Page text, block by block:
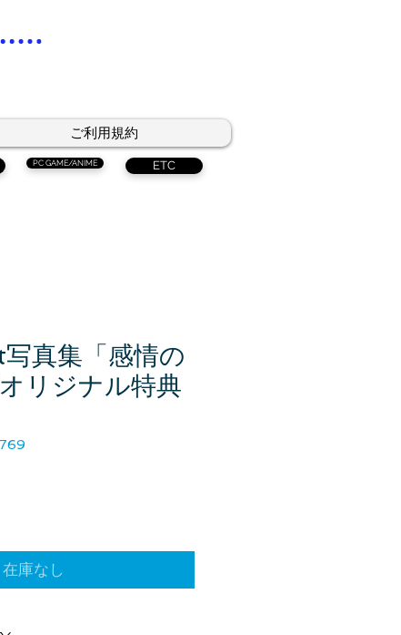
PC GAME/ANIME ETC
ご利用規約
真集「感情の
リジナル特典
在庫なし